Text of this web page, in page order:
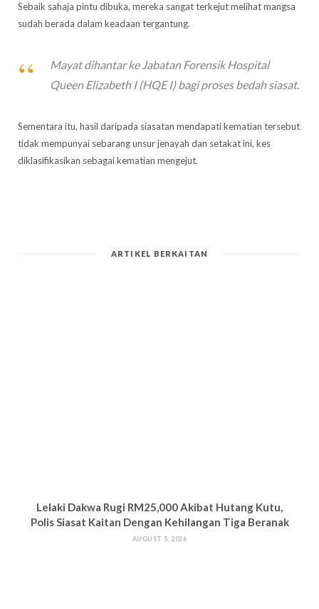
Sebaik sahaja pintu dibuka, mereka sangat terkejut melihat mangsa
sudah berada dalam keadaan tergantung.
Mayat dihantar ke Jabatan Forensik Hospital
Queen Elizabeth I (HQE I) bagi proses bedah siasat.
Sementara itu, hasil daripada siasatan mendapati kematian tersebut
tidak mempunyai sebarang unsur jenayah dan setakat ini, kes
diklasifikasikan sebagai kematian mengejut.
ARTIKEL BERKAITAN
Lelaki Dakwa Rugi RM25,000 Akibat Hutang Kutu,
Polis Siasat Kaitan Dengan Kehilangan Tiga Beranak
AUGUST 5, 2026